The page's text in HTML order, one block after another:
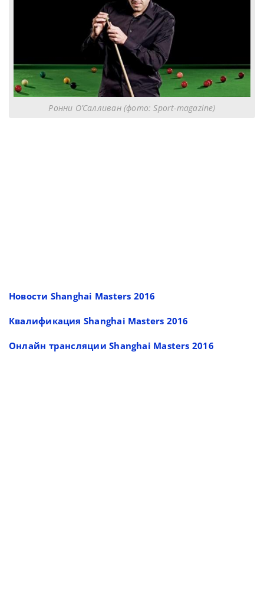
Ронни О’Салливан (фото: Sport-magazine)
Новости Shanghai Masters 2016
Квалификация Shanghai Masters 2016
Онлайн трансляции Shanghai Masters 2016